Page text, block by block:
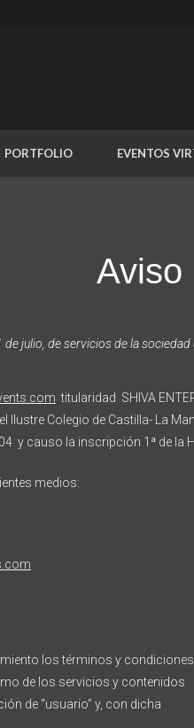
PORTFOLIO EVENTOS
Aviso
julio, de servicios de la
titularidad SHIVA
Ilustre Colegio de Castilla- La
y causo la inscripción 1ª de la
medios:
los términos y condiciones
de los servicios y contenidos
de “usuario” y, con dicha